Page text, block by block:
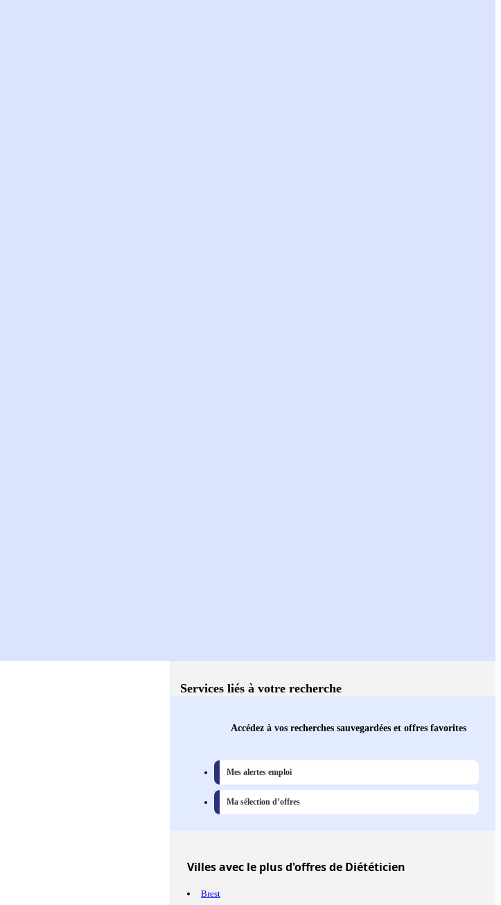
Services liés à votre recherche
Accédez à vos recherches sauvegardées et offres favorites
Mes alertes emploi
Ma sélection d’offres
Villesavec le plus d'offres de Diététicien
Brest